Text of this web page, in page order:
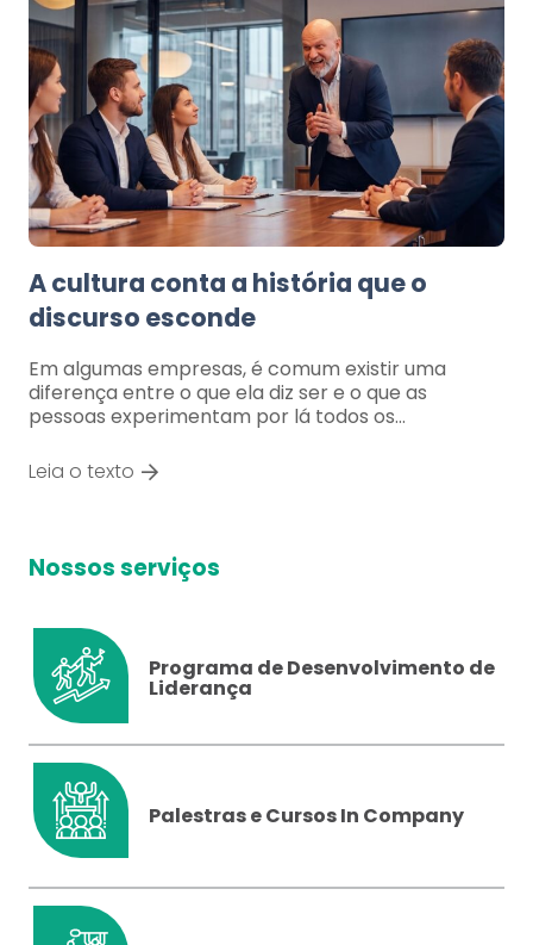
A cultura conta a história que o
discurso esconde
Em algumas empresas, é comum existir uma
diferença entre o que ela diz ser e o que as
pessoas experimentam por lá todos os…
Leia o texto
Nossos serviços
Programa de Desenvolvimento de
Liderança
Palestras e Cursos In Company